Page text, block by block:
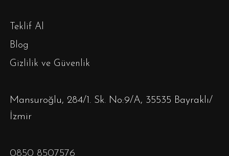
Teklif Al
Blog
Gizlilik ve Güvenlik
Mansuroğlu, 284/1. Sk. No:9/A, 35535 Bayraklı/
İzmir
0850 8507576